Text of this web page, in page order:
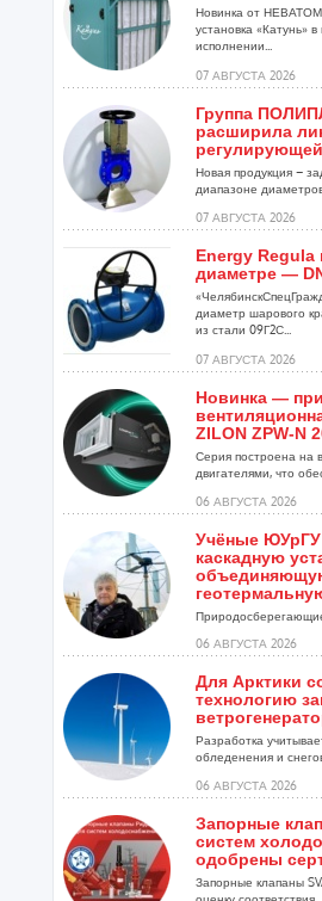
Новинка от
установка «Катунь»
исполнении...
07 АВГУСТА 2026
Группа
расширила
Новая продукция –
диапазоне
07 АВГУСТА 2026
Energy
диаметре —
диаметр шарового
из стали 09Г2С...
07 АВГУСТА 2026
Новинка —
ZILON ZPW-N
Серия построена на
двигателями, что
06 АВГУСТА 2026
Учёные ЮУрГУ
каскадную
Природосберегающие
06 АВГУСТА 2026
Для Арктики
технологию
Разработка
обледенения и
06 АВГУСТА 2026
Запорные
систем
одобрены
Запорные клапаны